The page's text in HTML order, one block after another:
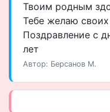
Твоим родным
Тебе желаю своих
Поздравление с
лет
Автор: Берсанов М.